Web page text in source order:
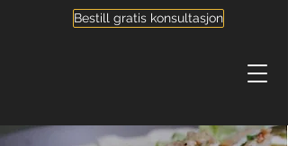
Bestill gratis konsultasjon